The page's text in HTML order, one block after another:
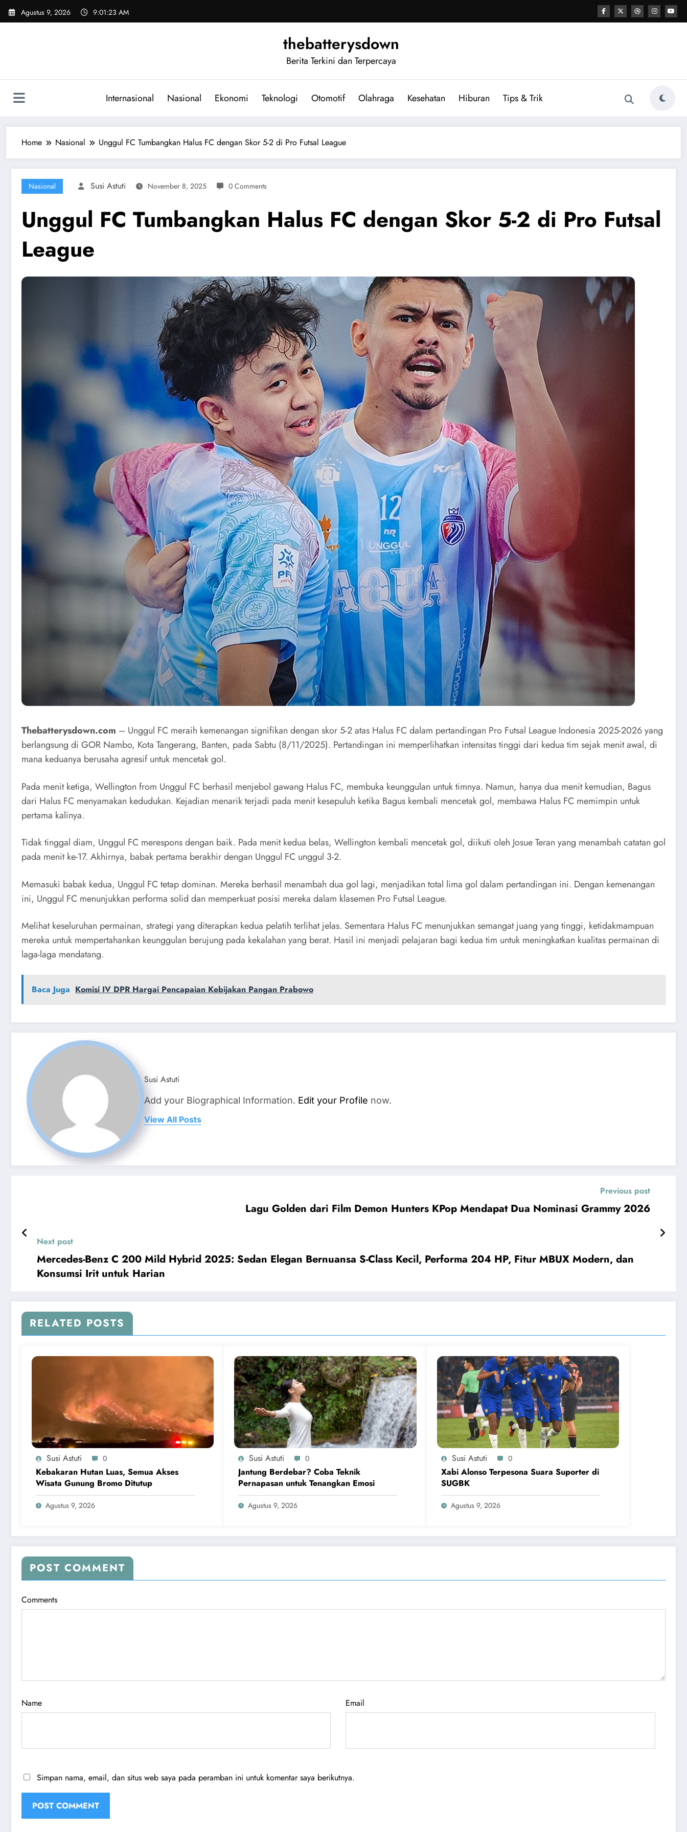
Skip
Agustus 9, 2026 9:01:24 AM
thebatterysdown
Berita Terkini dan Terpercaya
Internasional Nasional Ekonomi Teknologi Otomotif Olahraga Kesehatan Hiburan Tips & Trik
Home Nasional Unggul FC Tumbangkan Halus FC dengan Skor 5-2 di Pro Futsal League
Nasional Susi Astuti November 8, 2025 0 Comments
Unggul FC Tumbangkan Halus FC dengan Skor 5-2 di Pro Futsal
League
Thebatterysdown.com – Unggul FC meraih kemenangan signifikan dengan skor 5-2 atas Halus FC dalam pertandingan Pro Futsal League Indonesia 2025-2026 yang
berlangsung di GOR Nambo, Kota Tangerang, Banten, pada Sabtu (8/11/2025). Pertandingan ini memperlihatkan intensitas tinggi dari kedua tim sejak menit awal, di
mana keduanya berusaha agresif untuk mencetak gol.
Pada menit ketiga, Wellington from Unggul FC berhasil menjebol gawang Halus FC, membuka keunggulan untuk timnya. Namun, hanya dua menit kemudian, Bagus
dari Halus FC menyamakan kedudukan. Kejadian menarik terjadi pada menit kesepuluh ketika Bagus kembali mencetak gol, membawa Halus FC memimpin untuk
pertama kalinya.
Tidak tinggal diam, Unggul FC merespons dengan baik. Pada menit kedua belas, Wellington kembali mencetak gol, diikuti oleh Josue Teran yang menambah catatan gol
pada menit ke-17. Akhirnya, babak pertama berakhir dengan Unggul FC unggul 3-2.
Memasuki babak kedua, Unggul FC tetap dominan. Mereka berhasil menambah dua gol lagi, menjadikan total lima gol dalam pertandingan ini. Dengan kemenangan
ini, Unggul FC menunjukkan performa solid dan memperkuat posisi mereka dalam klasemen Pro Futsal League.
Melihat keseluruhan permainan, strategi yang diterapkan kedua pelatih terlihat jelas. Sementara Halus FC menunjukkan semangat juang yang tinggi, ketidakmampuan
mereka untuk mempertahankan keunggulan berujung pada kekalahan yang berat. Hasil ini menjadi pelajaran bagi kedua tim untuk meningkatkan kualitas permainan di
laga-laga mendatang.
Baca Juga Komisi IV DPR Hargai Pencapaian Kebijakan Pangan Prabowo
Susi Astuti
Add your Biographical Information. Edit your Profile now.
View All Posts
Previous post
Lagu Golden dari Film Demon Hunters KPop Mendapat Dua Nominasi Grammy 2026
Next post
Mercedes-Benz C 200 Mild Hybrid 2025: Sedan Elegan Bernuansa S-Class Kecil, Performa 204 HP, Fitur MBUX Modern, dan
Konsumsi Irit untuk Harian
RELATED POSTS
Susi Astuti 0
Kebakaran Hutan Luas, Semua Akses
Wisata Gunung Bromo Ditutup
Agustus 9, 2026
Susi Astuti 0
Jantung Berdebar? Coba Teknik
Pernapasan untuk Tenangkan Emosi
Agustus 9, 2026
Susi Astuti 0
Xabi Alonso Terpesona Suara Suporter di
SUGBK
Agustus 9, 2026
POST COMMENT
Comments
Name Email
Simpan nama, email, dan situs web saya pada peramban ini untuk komentar saya berikutnya.